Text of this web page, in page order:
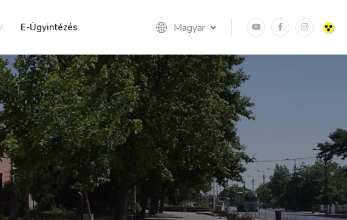
Magyar
E-Ügyintézés